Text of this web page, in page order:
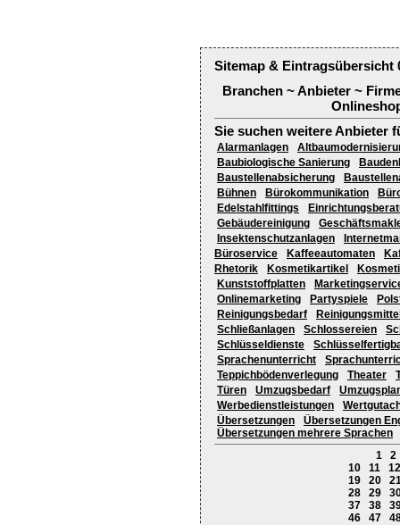
Sitemap & Eintragsübersicht
Branchen ~ Anbieter ~
Sie suchen weitere Anbieter
Alarmanlagen
Baubiologische Sanierung
Baustellenabsicherung
Bühnen
Bürokommunikation
Edelstahlfittings
Gebäudereinigung
Insektenschutzanlagen
Büroservice
Kaffeeautomaten
Rhetorik
Kosmetikartikel
Kunststoffplatten
Onlinemarketing
Partyspiele
Reinigungsbedarf
Schließanlagen
Schlossereien
Schlüsseldienste
Sprachenunterricht
Teppichbödenverlegung
Theater
Türen
Umzugsbedarf
Werbedienstleistungen
Übersetzungen
Übersetzungen
Übersetzungen mehrere Sprachen
1
2
10
11
12
19
20
28
29
37
38
46
47